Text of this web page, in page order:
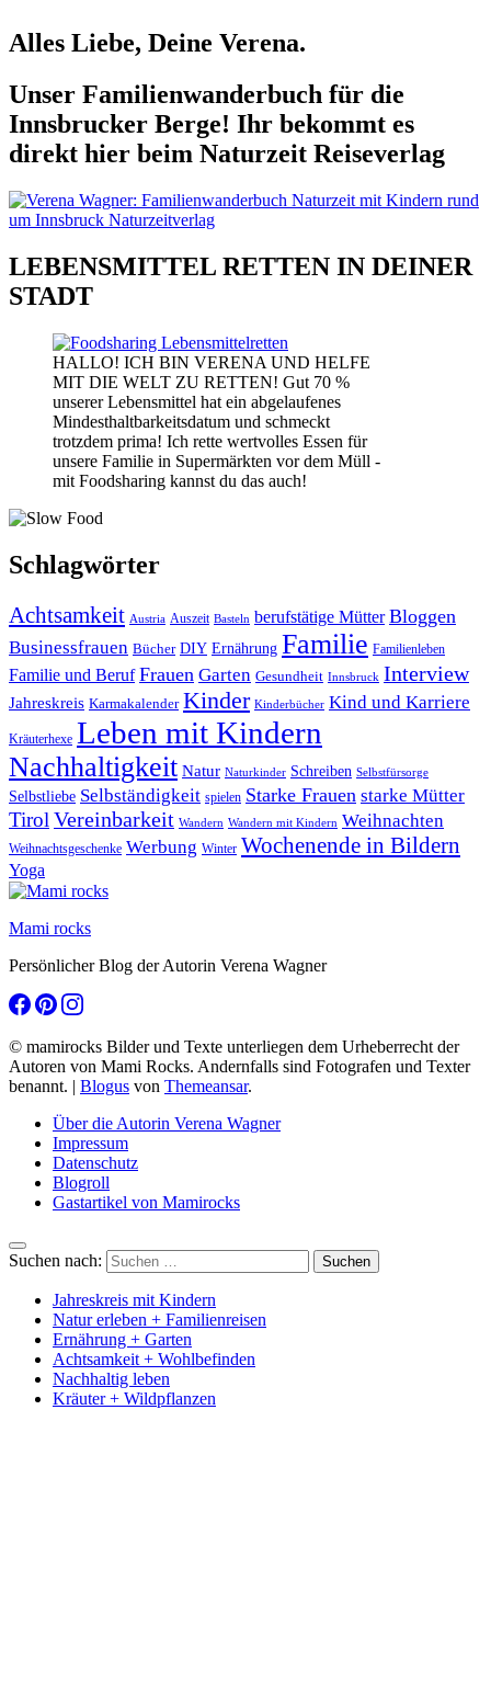
Alles Liebe, Deine Verena.
Unser Familienwanderbuch für die
Innsbrucker Berge! Ihr bekommt es
direkt hier beim Naturzeit Reiseverlag
LEBENSMITTEL RETTEN IN DEINER
STADT
HALLO! ICH BIN VERENA UND HELFE
MIT DIE WELT ZU RETTEN! Gut 70 %
unserer Lebensmittel hat ein abgelaufenes
Mindesthaltbarkeitsdatum und schmeckt
trotzdem prima! Ich rette wertvolles Essen für
unsere Familie in Supermärkten vor dem Müll -
mit Foodsharing kannst du das auch!
Schlagwörter
Achtsamkeit Austria Auszeit Basteln berufstätige Mütter Bloggen
Businessfrauen Bücher DIY Ernährung Familie Familienleben
Familie und Beruf Frauen Garten Gesundheit Innsbruck Interview
Jahreskreis Karmakalender Kinder Kinderbücher Kind und Karriere
Kräuterhexe Leben mit Kindern
Nachhaltigkeit Natur Naturkinder Schreiben Selbstfürsorge
Selbstliebe Selbständigkeit spielen Starke Frauen starke Mütter
Tirol Vereinbarkeit Wandern Wandern mit Kindern Weihnachten
Weihnachtsgeschenke Werbung Winter Wochenende in Bildern
Yoga
Mami rocks
Persönlicher Blog der Autorin Verena Wagner
© mamirocks Bilder und Texte unterliegen dem Urheberrecht der
Autoren von Mami Rocks. Andernfalls sind Fotografen und Texter
benannt. | Blogus von Themeansar.
Über die Autorin Verena Wagner
Impressum
Datenschutz
Blogroll
Gastartikel von Mamirocks
Suchen nach:
Jahreskreis mit Kindern
Natur erleben + Familienreisen
Ernährung + Garten
Achtsamkeit + Wohlbefinden
Nachhaltig leben
Kräuter + Wildpflanzen